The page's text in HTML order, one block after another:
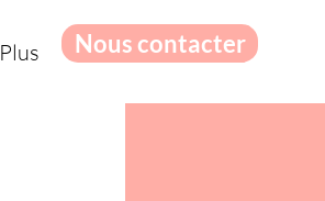
Plus Nous contacter